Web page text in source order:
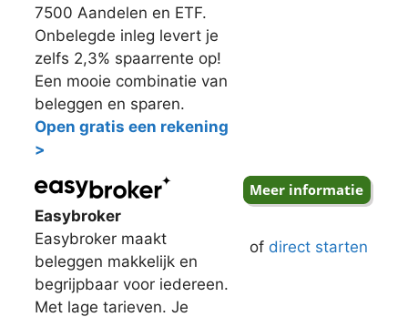
7500 Aandelen en ETF.
Onbelegde inleg levert je
zelfs 2,3% spaarrente op!
Een mooie combinatie van
beleggen en sparen.
Open gratis een rekening
>
Easybroker
Easybroker maakt
beleggen makkelijk en
begrijpbaar voor iedereen.
Met lage tarieven. Je
of direct starten